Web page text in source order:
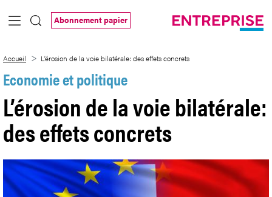
Saut au contenu principal
Abonnement papier
Accueil L’érosion de la voie bilatérale: des effets concrets
Economie et politique
L’érosion de la voie bilatérale:
des effets concrets